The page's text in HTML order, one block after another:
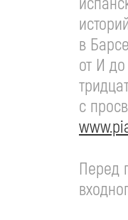
в
от И
c
Перед